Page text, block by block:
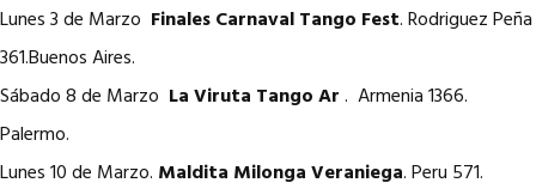
Lunes 3 de Marzo Finales Carnaval Tango Fest. Rodriguez Peña
361.Buenos Aires.
Sábado 8 de Marzo La Viruta Tango Ar. Armenia 1366.
Palermo.
Lunes 10 de Marzo. Maldita MilongaVeraniega. Peru 571.